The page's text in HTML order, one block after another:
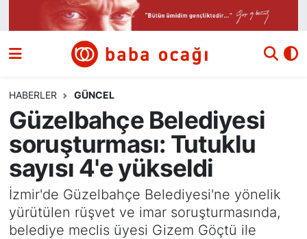
HABERLER GÜNCEL
Güzelbahçe Belediyesi
soruşturması: Tutuklu
sayısı 4'e yükseldi
İzmir'de Güzelbahçe Belediyesi'ne yönelik
yürütülen rüşvet ve imar soruşturmasında,
belediye meclis üyesi Gizem Göçtü ile
Siyaset
Ekonomi
Dünya
Kültür ve Sanat
Eğitim
Nöbetçi Eczaneler
Hava Durumu
Namaz Vakitleri
Trafik Durumu
Süper Lig Puan Durumu ve Fikstür
Tüm Manşetler